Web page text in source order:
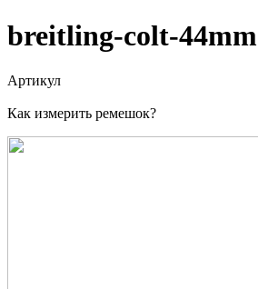
breitling-colt-44mm
Артикул
Как измерить ремешок?